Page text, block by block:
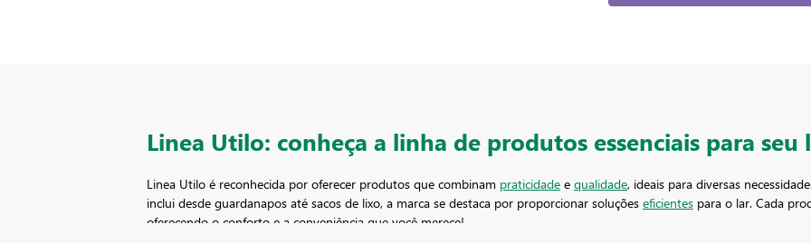
Linea Utilo: conheça a linha de produtos essenciais para seu
Linea Utilo é reconhecida por oferecer produtos que combinam praticidade e qualidade, ideais para diversas
inclui desde guardanapos até sacos de lixo, a marca se destaca por proporcionar soluções eficientes para o lar. Cada
oferecendo o conforto e a conveniência que você merece!